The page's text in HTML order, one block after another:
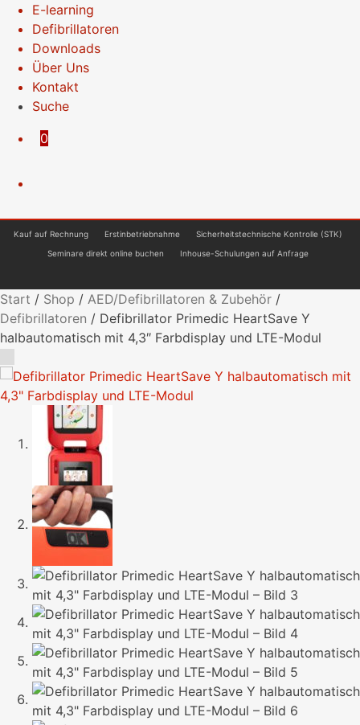
E-learning
Defibrillatoren
Downloads
Über Uns
Kontakt
Suche
0
Kauf auf Rechnung Erstinbetriebnahme
Sicherheitstechnische Kontrolle (STK)
Seminare direkt online buchen
Inhouse-Schulungen auf Anfrage
Start / Shop / AED/Defibrillatoren & Zubehör /
Defibrillatoren / Defibrillator Primedic HeartSave Y
halbautomatisch mit 4,3″ Farbdisplay und LTE-Modul